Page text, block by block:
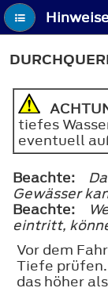
tiefes
eventuell
Beachte:
Gewässer
Beachte:
eintritt,
Vor dem
Tiefe
das höher